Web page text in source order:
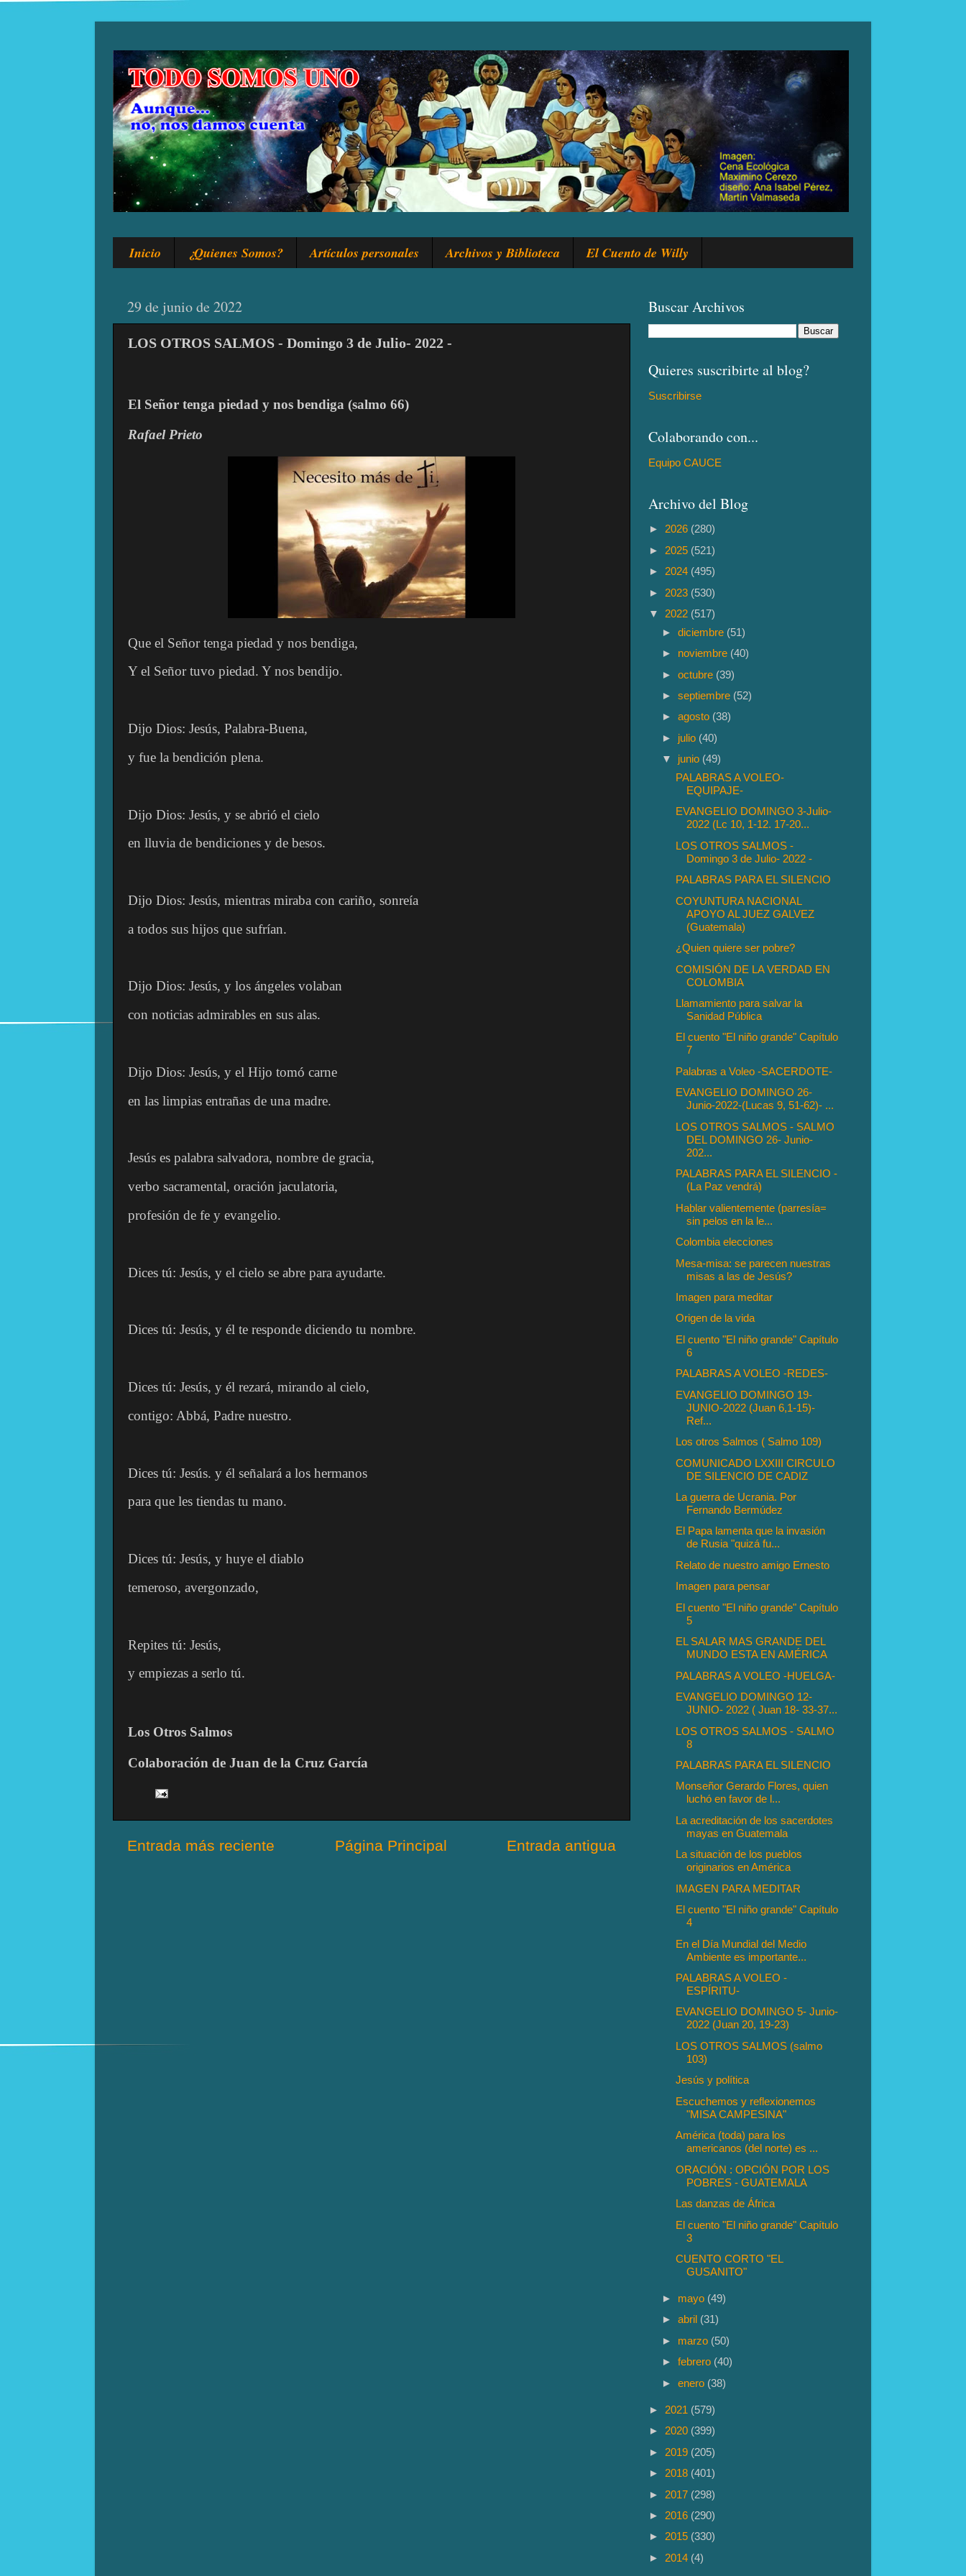
Inicio ¿Quienes Somos? Artículos personales Archivos y Biblioteca El Cuento de Willy
29 de junio de 2022
LOS OTROS SALMOS - Domingo 3 de Julio- 2022 -
El Señor tenga piedad y nos bendiga (salmo 66)
Rafael Prieto
Que el Señor tenga piedad y nos bendiga,
Y el Señor tuvo piedad. Y nos bendijo.
Dijo Dios: Jesús, Palabra-Buena,
y fue la bendición plena.
Dijo Dios: Jesús, y se abrió el cielo
en lluvia de bendiciones y de besos.
Dijo Dios: Jesús, mientras miraba con cariño, sonreía
a todos sus hijos que sufrían.
Dijo Dios: Jesús, y los ángeles volaban
con noticias admirables en sus alas.
Dijo Dios: Jesús, y el Hijo tomó carne
en las limpias entrañas de una madre.
Jesús es palabra salvadora, nombre de gracia,
verbo sacramental, oración jaculatoria,
profesión de fe y evangelio.
Dices tú: Jesús, y el cielo se abre para ayudarte.
Dices tú: Jesús, y él te responde diciendo tu nombre.
Dices tú: Jesús, y él rezará, mirando al cielo,
contigo: Abbá, Padre nuestro.
Dices tú: Jesús. y él señalará a los hermanos
para que les tiendas tu mano.
Dices tú: Jesús, y huye el diablo
temeroso, avergonzado,
Repites tú: Jesús,
y empiezas a serlo tú.
Los Otros Salmos
Colaboración de Juan de la Cruz García
Entrada más reciente Entrada antigua
Página Principal
Buscar Archivos
Quieres suscribirte al blog?
Suscribirse
Colaborando con...
Equipo CAUCE
Archivo del Blog
► 2026 (280)
► 2025 (521)
► 2024 (495)
► 2023 (530)
▼ 2022 (517)
►diciembre (51)
► noviembre (40)
►octubre (39)
►septiembre (52)
►agosto (38)
► julio (40)
▼ junio (49)
PALABRAS A VOLEO-
EQUIPAJE-
EVANGELIO DOMINGO 3-Julio-
2022 (Lc 10, 1-12. 17-20...
LOS OTROS SALMOS -
Domingo 3 de Julio- 2022 -
PALABRAS PARA EL SILENCIO
COYUNTURA NACIONAL
APOYO AL JUEZ GALVEZ
(Guatemala)
¿Quien quiere ser pobre?
COMISIÓN DE LA VERDAD EN
COLOMBIA
Llamamiento para salvar la
Sanidad Pública
El cuento "El niño grande" Capítulo
7
Palabras a Voleo -SACERDOTE-
EVANGELIO DOMINGO 26-
Junio-2022-(Lucas 9, 51-62)- ...
LOS OTROS SALMOS - SALMO
DEL DOMINGO 26- Junio-
202...
PALABRAS PARA EL SILENCIO -
(La Paz vendrá)
Hablar valientemente (parresía=
sin pelos en la le...
Colombia elecciones
Mesa-misa: se parecen nuestras
misas a las de Jesús?
Imagen para meditar
Origen de la vida
El cuento "El niño grande" Capítulo
6
PALABRAS A VOLEO -REDES-
EVANGELIO DOMINGO 19-
JUNIO-2022 (Juan 6,1-15)-
Ref...
Los otros Salmos ( Salmo 109)
COMUNICADO LXXIII CIRCULO
DE SILENCIO DE CADIZ
La guerra de Ucrania. Por
Fernando Bermúdez
El Papa lamenta que la invasión
de Rusia "quizá fu...
Relato de nuestro amigo Ernesto
Imagen para pensar
El cuento "El niño grande" Capítulo
5
EL SALAR MAS GRANDE DEL
MUNDO ESTA EN AMÉRICA
PALABRAS A VOLEO -HUELGA-
EVANGELIO DOMINGO 12-
JUNIO- 2022 ( Juan 18- 33-37...
LOS OTROS SALMOS - SALMO
8
PALABRAS PARA EL SILENCIO
Monseñor Gerardo Flores, quien
luchó en favor de l...
La acreditación de los sacerdotes
mayas en Guatemala
La situación de los pueblos
originarios en América
IMAGEN PARA MEDITAR
El cuento "El niño grande" Capítulo
4
En el Día Mundial del Medio
Ambiente es importante...
PALABRAS A VOLEO -
ESPÍRITU-
EVANGELIO DOMINGO 5- Junio-
2022 (Juan 20, 19-23)
LOS OTROS SALMOS (salmo
103)
Jesús y política
Escuchemos y reflexionemos
"MISA CAMPESINA"
América (toda) para los
americanos (del norte) es ...
ORACIÓN : OPCIÓN POR LOS
POBRES - GUATEMALA
Las danzas de África
El cuento "El niño grande" Capítulo
3
CUENTO CORTO "EL
GUSANITO"
► mayo (49)
►abril (31)
► marzo (50)
►febrero (40)
►enero (38)
► 2021 (579)
► 2020 (399)
► 2019 (205)
► 2018 (401)
► 2017 (298)
► 2016 (290)
► 2015 (330)
► 2014 (4)